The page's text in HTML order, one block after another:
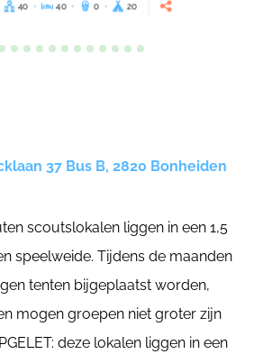
40 40 0 20
37 Bus B, 2820 Bonheiden
scoutslokalen liggen in een 1,5
speelweide. Tijdens de maanden
tenten bijgeplaatst worden,
mogen groepen niet groter zijn
deze lokalen liggen in een